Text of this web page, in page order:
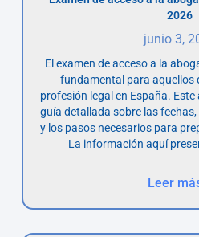
2026
junio 3,
El examen de acceso a la
fundamental para aquellos
profesión legal en España.
guía detallada sobre las
y los pasos necesarios para
La información aquí
Leer